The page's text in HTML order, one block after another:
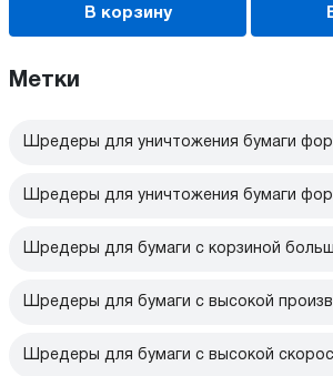
В корзину
Метки
Шредеры для уничтожения бумаги
Шредеры для уничтожения бумаги
Шредеры для бумаги с корзиной
Шредеры для бумаги с высокой
Шредеры для бумаги с высокой